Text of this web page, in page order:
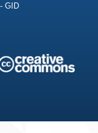
GID